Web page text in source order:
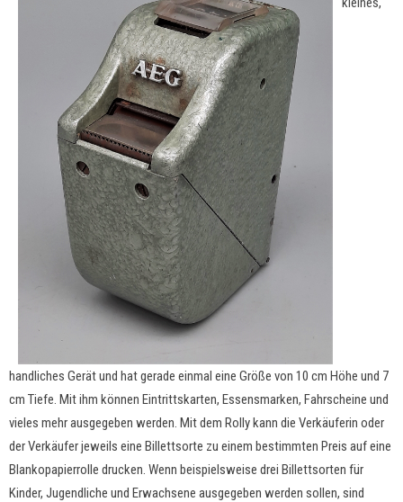
handliches Gerät und hat gerade einmal eine Größe von 10 cm Höhe und 7
cm Tiefe. Mit ihm können Eintrittskarten, Essensmarken, Fahrscheine und
vieles mehr ausgegeben werden. Mit dem Rolly kann die Verkäuferin oder
der Verkäufer jeweils eine Billettsorte zu einem bestimmten Preis auf eine
Blankopapierrolle drucken. Wenn beispielsweise drei Billettsorten für
Kinder, Jugendliche und Erwachsene ausgegeben werden sollen, sind